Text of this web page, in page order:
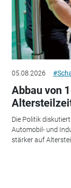
05.08.2026
Abbau von
Die Politik
Automobil- und
stärker auf